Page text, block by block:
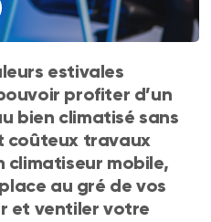
estivales
profiter d’un
bien climatisé sans
coûteux travaux
climatiseur mobile,
au gré de vos
et ventiler votre